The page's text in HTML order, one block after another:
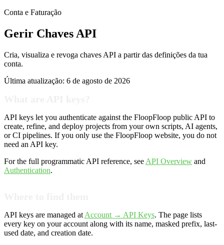
Conta e Faturação
Gerir Chaves API
Cria, visualiza e revoga chaves API a partir das definições da tua
conta.
Última atualização: 6 de agosto de 2026
API keys let you authenticate against the FloopFloop public API to
create, refine, and deploy projects from your own scripts, AI agents,
or CI pipelines. If you only use the FloopFloop website, you do not
need an API key.
For the full programmatic API reference, see API Overview and
Authentication.
API keys are managed at Account → API Keys. The page lists
every key on your account along with its name, masked prefix, last-
used date, and creation date.